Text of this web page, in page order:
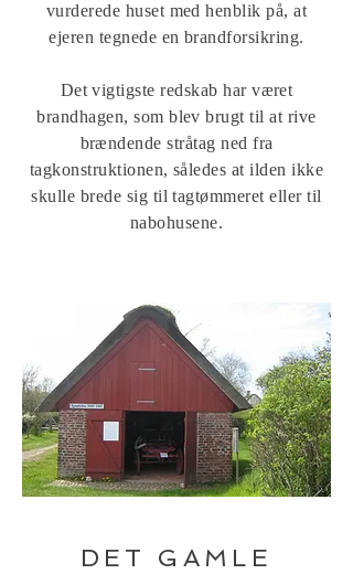
vurderede huset med henblik på, at
ejeren tegnede en brandforsikring.
Det vigtigste redskab har været
brandhagen, som blev brugt til at rive
brændende stråtag ned fra
tagkonstruktionen, således at ilden ikke
skulle brede sig til tagtømmeret eller til
nabohusene.
DET GAMLE